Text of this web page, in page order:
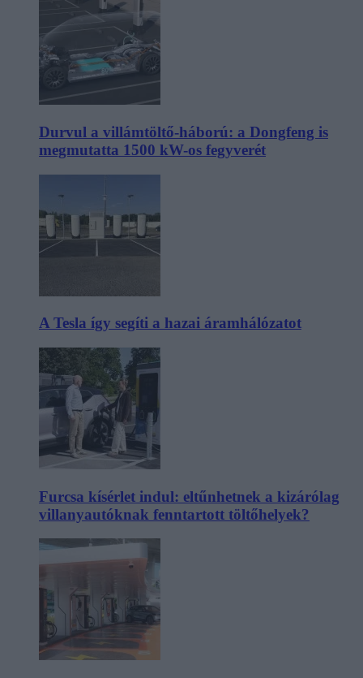
Durvul a villámtöltő-háború: a Dongfeng is
megmutatta 1500 kW-os fegyverét
A Tesla így segíti a hazai áramhálózatot
Furcsa kísérlet indul: eltűnhetnek a kizárólag
villanyautóknak fenntartott töltőhelyek?